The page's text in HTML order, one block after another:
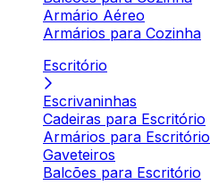
Armário Aéreo
Armários para Cozinha
Escritório
Escrivaninhas
Cadeiras para Escritório
Armários para Escritório
Gaveteiros
Balcões para Escritório